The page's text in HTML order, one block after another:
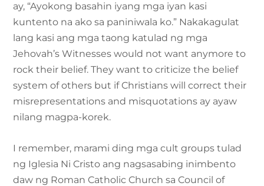
ay, “Ayokong basahin iyang mga iyan kasi
kuntento na ako sa paniniwala ko.” Nakakagulat
lang kasi ang mga taong katulad ng mga
Jehovah’s Witnesses would not want anymore to
rock their belief. They want to criticize the belief
system of others but if Christians will correct their
misrepresentations and misquotations ay ayaw
nilang magpa-korek.
I remember, marami ding mga cult groups tulad
ng Iglesia Ni Cristo ang nagsasabing inimbento
daw ng Roman Catholic Church sa Council of